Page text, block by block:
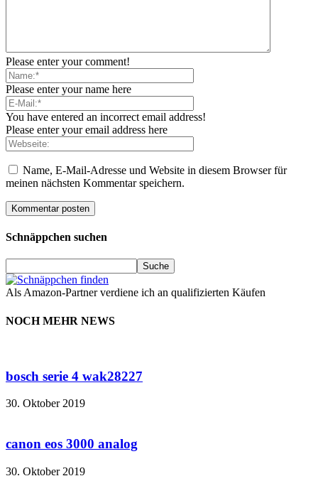
Please enter your comment!
Please enter your name here
You have entered an incorrect email address!
Please enter your email address here
Name, E-Mail-Adresse und Website in diesem Browser für
meinen nächsten Kommentar speichern.
Schnäppchen suchen
Als Amazon-Partner verdiene ich an qualifizierten Käufen
NOCH MEHR NEWS
bosch serie 4 wak28227
30. Oktober 2019
canon eos 3000 analog
30. Oktober 2019